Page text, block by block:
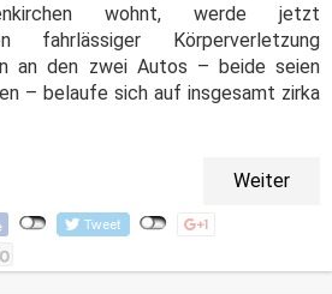
wohnt, werde jetzt
fahrlässiger Körperverletzung
an den zwei Autos – beide seien
– belaufe sich auf insgesamt zirka
Weiter